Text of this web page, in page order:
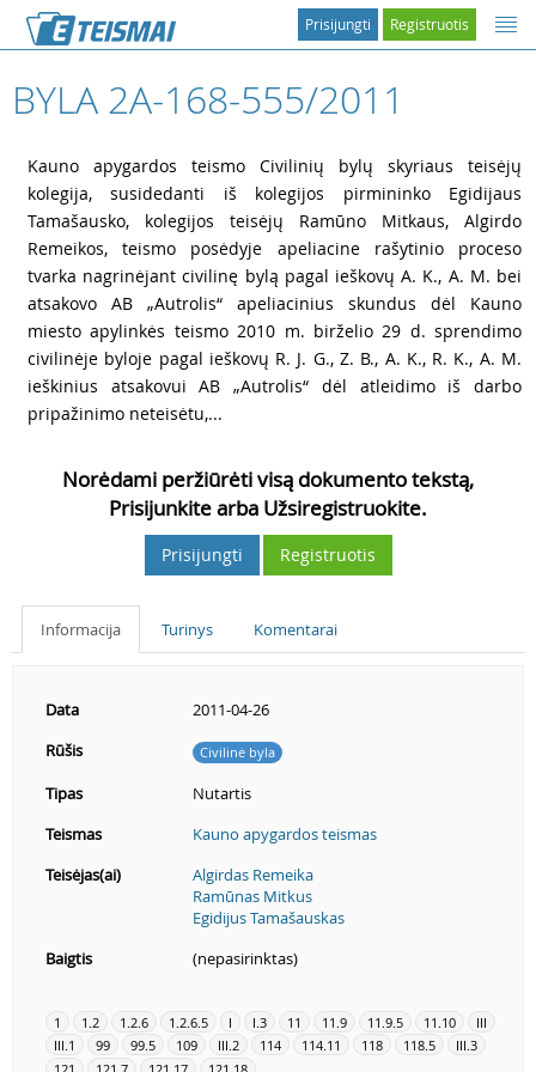
Registruotis
Prisijungti
BYLA 2A-168-555/2011
Kauno apygardos teismo Civilinių bylų skyriaus teisėjų
kolegija, susidedanti iš kolegijos pirmininko Egidijaus
Tamašausko, kolegijos teisėjų Ramūno Mitkaus, Algirdo
Remeikos, teismo posėdyje apeliacine rašytinio proceso
tvarka nagrinėjant civilinę bylą pagal ieškovų A. K., A. M. bei
atsakovo AB „Autrolis“ apeliacinius skundus dėl Kauno
miesto apylinkės teismo 2010 m. birželio 29 d. sprendimo
civilinėje byloje pagal ieškovų R. J. G., Z. B., A. K., R. K., A. M.
ieškinius atsakovui AB „Autrolis“ dėl atleidimo iš darbo
pripažinimo neteisėtu,...
Norėdami peržiūrėti visą dokumento tekstą,
Prisijunkite arba Užsiregistruokite.
Prisijungti Registruotis
Informacija Turinys Komentarai
Data
2011-04-26
Rūšis
Civilinė byla
Tipas
Nutartis
Teismas
Kauno apygardos teismas
Teisėjas(ai)
Algirdas Remeika
Ramūnas Mitkus
Egidijus Tamašauskas
Baigtis
(nepasirinktas)
1 1.2 1.2.6 1.2.6.5 I I.3 11 11.9 11.9.5 11.10
III
III.1
99 99.5 109 III.2 114 114.11 118 118.5
III.3